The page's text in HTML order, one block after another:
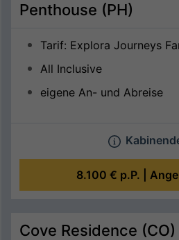
Penthouse (PH)
Tarif: Explora Journeys
All Inclusive
eigene An- und Abreise
8.100 € p.P. |
Cove Residence (CO)